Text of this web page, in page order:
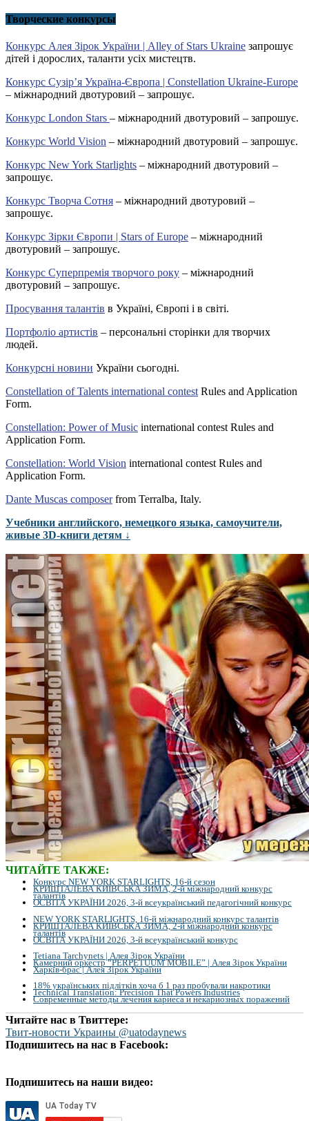
Творческие конкурсы
Конкурс Алея Зірок України | Alley of Stars Ukraine запрошує
дітей і дорослих, таланти усіх мистецтв.
Конкурс Сузір’я Україна-Європа | Constellation Ukraine-Europe
– міжнародний двотуровий – запрошує.
Конкурс London Stars – міжнародний двотуровий – запрошує.
Конкурс World Vision – міжнародний двотуровий – запрошує.
Конкурс New York Starlights – міжнародний двотуровий –
запрошує.
Конкурс Творча Сотня – міжнародний двотуровий –
запрошує.
Конкурс Зірки Європи | Stars of Europe – міжнародний
двотуровий – запрошує.
Конкурс Суперпремія творчого року – міжнародний
двотуровий – запрошує.
Просування талантів в Україні, Європі і в світі.
Портфоліо артистів – персональні сторінки для творчих
людей.
Конкурсні новини України сьогодні.
Constellation of Talents international contest Rules and Application
Form.
Constellation: Power of Music international contest Rules and
Application Form.
Constellation: World Vision international contest Rules and
Application Form.
Dante Muscas composerfrom Terralba, Italy.
Учебники английского, немецкого языка, самоучители,
живые 3D-книги детям ↓
ЧИТАЙТЕ ТАКЖЕ:
Конкурс NEW YORK STARLIGHTS, 16-й сезон
КРИШТАЛЕВА КИЇВСЬКА ЗИМА, 2-й міжнародний конкурс
талантів
ОСВІТА УКРАЇНИ 2026, 3-й всеукраїнський педагогічний конкурс
NEW YORK STARLIGHTS, 16-й міжнародний конкурс талантів
КРИШТАЛЕВА КИЇВСЬКА ЗИМА, 2-й міжнародний конкурс
талантів
ОСВІТА УКРАЇНИ 2026, 3-й всеукраїнський конкурс
Tetiana Tarchynets | Алея Зірок України
Камерний оркестр “PERPETUUM MOBILE” | Алея Зірок України
Харків-брас | Алея Зірок України
18% українських підлітків хоча б 1 раз пробували накротики
Technical Translation: Precision That Powers Industries
Современные методы лечения кариеса и некариозных поражений
Читайте нас в Твиттере:
Твит-новости Украины @uatodaynews
Подпишитесь на нас в Facebook:
Подпишитесь на наши видео: